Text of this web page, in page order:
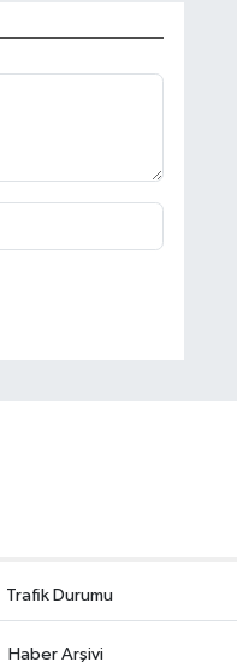
Trafik Durumu
Haber Arşivi